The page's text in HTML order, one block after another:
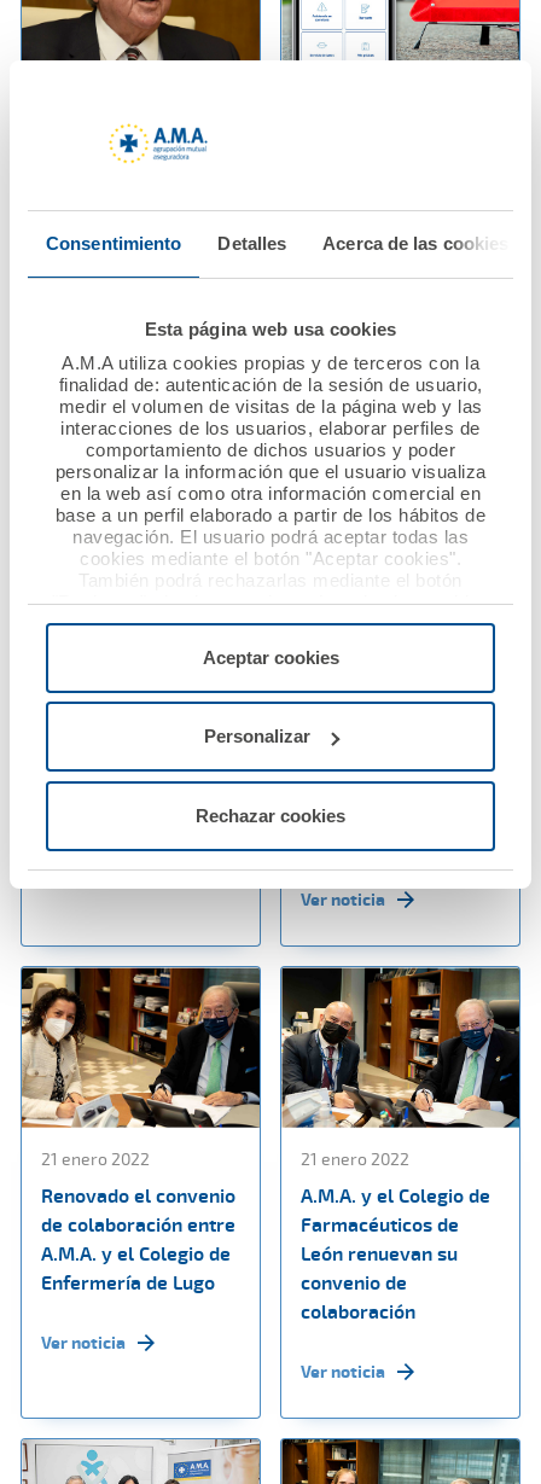
Consentimiento Detalles Acerca de las cookies
Esta página web usa cookies
A.M.A utiliza cookies propias y de terceros con la
finalidad de: autenticación de la sesión de usuario,
medir el volumen de visitas de la página web y las
interacciones de los usuarios, elaborar perfiles de
comportamiento de dichos usuarios y poder
personalizar la información que el usuario visualiza
en la web así como otra información comercial en
base a un perfil elaborado a partir de los hábitos de
navegación. El usuario podrá aceptar todas las
cookies mediante el botón "Aceptar cookies".
También podrá rechazarlas mediante el botón
"Rechazar", donde se rechazarán todas las cookies
menos las necesarias para permitir el acceso a los
configurarlas usando el botón “Personalizar".
Aceptar cookies
Personalizar
Rechazar cookies
AMA Vida firma
pólizas colectivas de
Lleida y Girona y con
el Colegio de
de Andalucía
Ver noticia
seguro de Autos
Los médicos sorianos
renuevan su convenio
A.M.A.
Ver noticia
24 enero 2022
A.M.A. amplía las
App con el servicio de
autocita para la
reparación de la luna
Ver noticia
21 enero 2022
Renovado el convenio
de colaboración entre
A.M.A. y el Colegio de
Enfermería de Lugo
Ver noticia
21 enero 2022
A.M.A. y el Colegio de
Farmacéuticos de
León renuevan su
convenio de
colaboración
Ver noticia